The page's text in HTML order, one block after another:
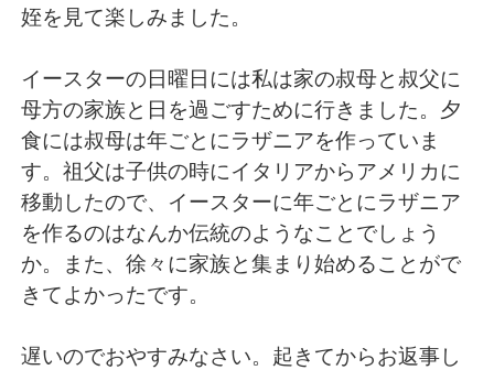
ไทย Indonesia
Italiano Türkçe
Tiếng Việt
姪を見て楽しみました。
イースターの日曜日には私は家の叔母と叔父に
母方の家族と日を過ごすために行きました。夕
食には叔母は年ごとにラザニアを作っていま
す。祖父は子供の時にイタリアからアメリカに
移動したので、イースターに年ごとにラザニア
を作るのはなんか伝統のようなことでしょう
か。また、徐々に家族と集まり始めることがで
きてよかったです。
遅いのでおやすみなさい。起きてからお返事し